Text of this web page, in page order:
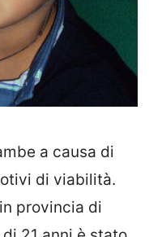
a causa di
di viabilità.
provincia di